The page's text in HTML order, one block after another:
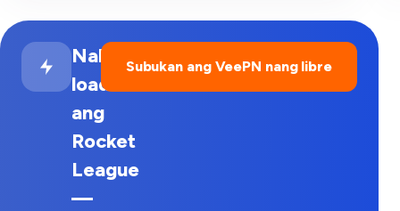
Naka-
load
ang
Rocket
League
—
Subukan ang VeePN nang libre